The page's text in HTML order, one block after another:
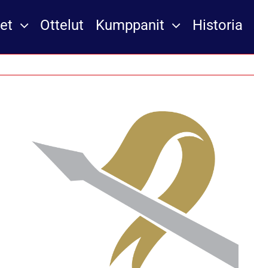
Ottelut Kumppanit Historia